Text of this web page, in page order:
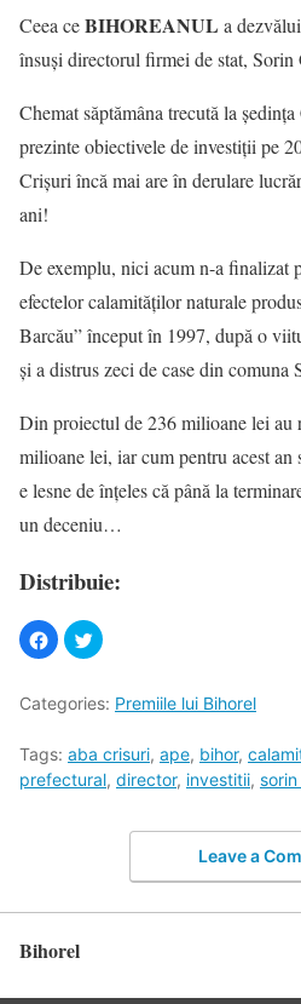
Ceea ceBIHOREANUL a
însuşi directorul firmei de stat, Sorin
Chemat săptămâna trecută la
prezinte obiectivele de investiţii pe
Crişuri încă mai are în derulare
ani!
De exemplu, nici acum n-a finalizat
efectelor calamităţilor naturale
Barcău” început în 1997, după o
şi a distrus zeci de case din comuna
Din proiectul de 236 milioane lei au
milioane lei, iar cum pentru acest
e lesne de înţeles că până la
un deceniu…
Distribuie:
Categories: Premiile lui Bihorel
Tags: aba crisuri, ape, bihor,
prefectural, director, investitii,
Leave a
Bihorel